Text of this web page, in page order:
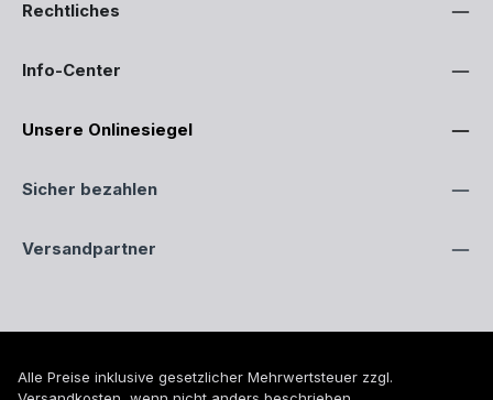
Rechtliches
Info-Center
Unsere Onlinesiegel
Sicher bezahlen
Versandpartner
Alle Preise inklusive gesetzlicher Mehrwertsteuer zzgl.